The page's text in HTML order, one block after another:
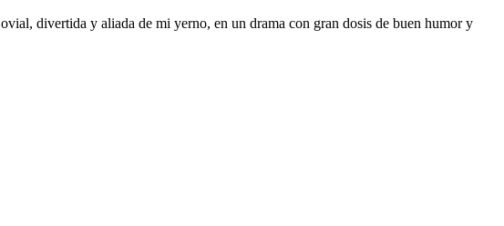
divertida y aliada de mi yerno, en un drama con gran dosis de buen humor y